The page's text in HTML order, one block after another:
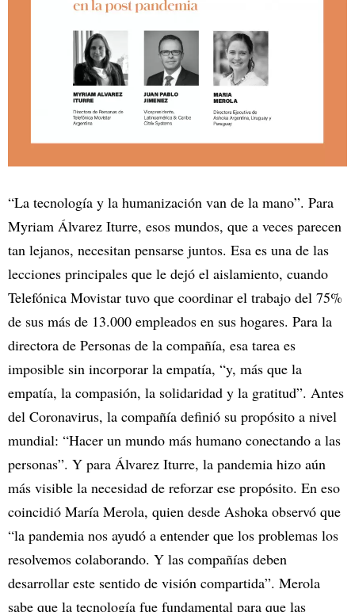
“La tecnología y la humanización van de la mano”. Para
Myriam Álvarez Iturre, esos mundos, que a veces parecen
tan lejanos, necesitan pensarse juntos. Esa es una de las
lecciones principales que le dejó el aislamiento, cuando
Telefónica Movistar tuvo que coordinar el trabajo del 75%
de sus más de 13.000 empleados en sus hogares. Para la
directora de Personas de la compañía, esa tarea es
imposible sin incorporar la empatía, “y, más que la
empatía, la compasión, la solidaridad y la gratitud”. Antes
del Coronavirus, la compañía definió su propósito a nivel
mundial: “Hacer un mundo más humano conectando a las
personas”. Y para Álvarez Iturre, la pandemia hizo aún
más visible la necesidad de reforzar ese propósito. En eso
coincidió María Merola, quien desde Ashoka observó que
“la pandemia nos ayudó a entender que los problemas los
resolvemos colaborando. Y las compañías deben
desarrollar este sentido de visión compartida”. Merola
sabe que la tecnología fue fundamental para que las